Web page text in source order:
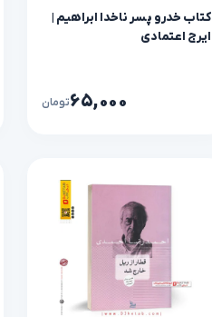
کتاب خدرو پسر ناخدا ابراهیم |
ایرج اعتمادی
۶۵,۰۰۰تومان